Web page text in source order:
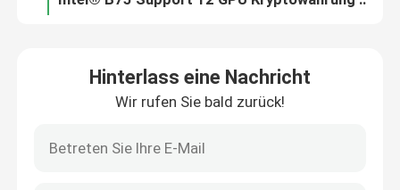
Referenzen
Industrieller Mini Pc
Hinterlass eine Nachricht
Wir rufen Sie bald zurück!